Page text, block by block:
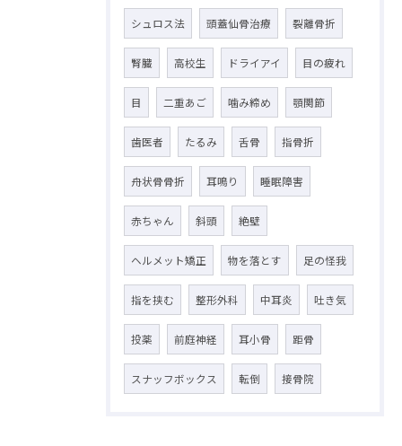
シュロス法 頭蓋仙骨治療 裂離骨折
腎臓 高校生 ドライアイ 目の疲れ
目 二重あご 噛み締め 顎関節
歯医者 たるみ 舌骨 指骨折
舟状骨骨折 耳鳴り 睡眠障害
赤ちゃん 斜頭 絶壁
ヘルメット矯正 物を落とす 足の怪我
指を挟む 整形外科 中耳炎 吐き気
投薬 前庭神経 耳小骨 距骨
スナッフボックス 転倒 接骨院